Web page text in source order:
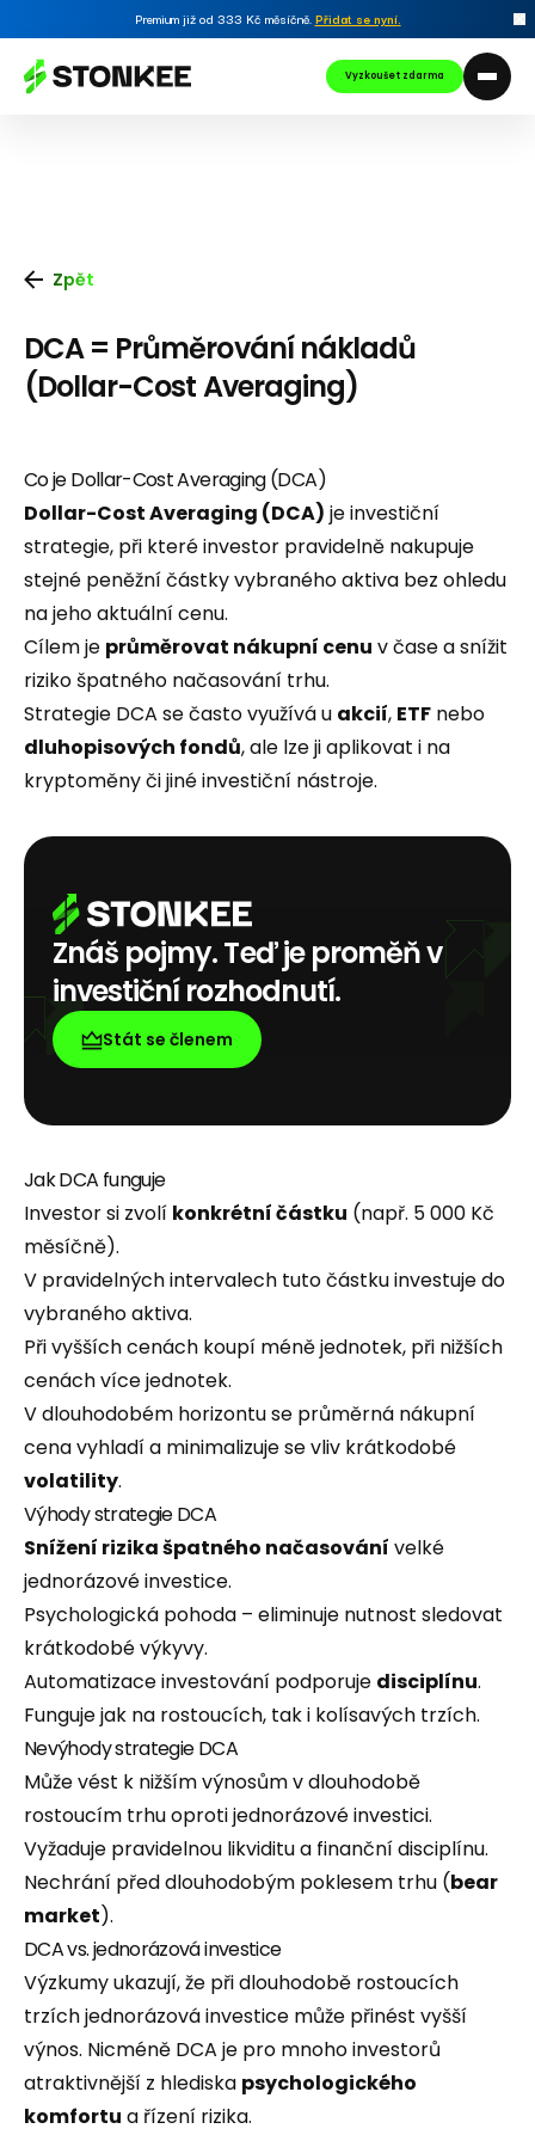
Premium již od 333 Kč měsíčně. Přidat se nyní.
Vyzkoušet zdarma
Zpět
DCA = Průměrování nákladů
(Dollar-Cost Averaging)
Co je Dollar-Cost Averaging (DCA)
Dollar-Cost Averaging (DCA) je investiční
strategie, při které investor pravidelně nakupuje
stejné peněžní částky vybraného aktiva bez ohledu
na jeho aktuální cenu.
Cílem je průměrovat nákupní cenu v čase a snížit
riziko špatného načasování trhu.
Strategie DCA se často využívá u akcií, ETF nebo
dluhopisových fondů, ale lze ji aplikovat i na
kryptoměny či jiné investiční nástroje.
Znáš pojmy. Teď je proměň v
investiční rozhodnutí.
Stát se členem
Jak DCA funguje
Investor si zvolí konkrétní částku (např. 5 000 Kč
měsíčně).
V pravidelných intervalech tuto částku investuje do
vybraného aktiva.
Při vyšších cenách koupí méně jednotek, při nižších
cenách více jednotek.
V dlouhodobém horizontu se průměrná nákupní
cena vyhladí a minimalizuje se vliv krátkodobé
volatility.
Výhody strategie DCA
Snížení rizika špatného načasování velké
jednorázové investice.
Psychologická pohoda – eliminuje nutnost sledovat
krátkodobé výkyvy.
Automatizace investování podporuje disciplínu.
Funguje jak na rostoucích, tak i kolísavých trzích.
Nevýhody strategie DCA
Může vést k nižším výnosům v dlouhodobě
rostoucím trhu oproti jednorázové investici.
Vyžaduje pravidelnou likviditu a finanční disciplínu.
Nechrání před dlouhodobým poklesem trhu (bear
market).
DCA vs. jednorázová investice
Výzkumy ukazují, že při dlouhodobě rostoucích
trzích jednorázová investice může přinést vyšší
výnos. Nicméně DCA je pro mnoho investorů
atraktivnější z hlediska psychologického
komfortu a řízení rizika.